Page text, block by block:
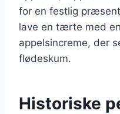
for en festlig
lave en tærte med
appelsincreme, der
flødeskum.
Historiske